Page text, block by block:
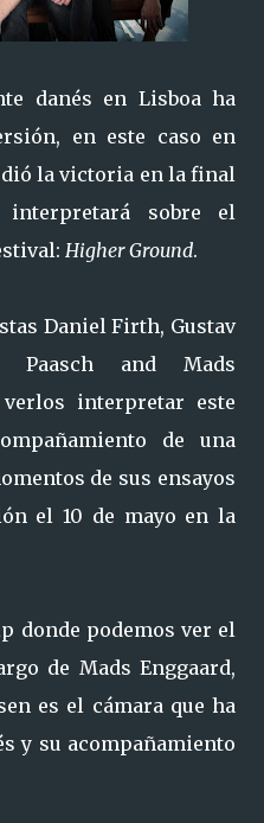
danés en Lisboa ha
en este caso en
dió la victoria en la final
sobre el
Higher Ground.
Daniel Firth, Gustav
Paasch and Mads
verlos interpretar este
de una
de sus ensayos
el 10 de mayo en la
donde podemos ver el
de Mads Enggaard,
es el cámara que ha
y su acompañamiento